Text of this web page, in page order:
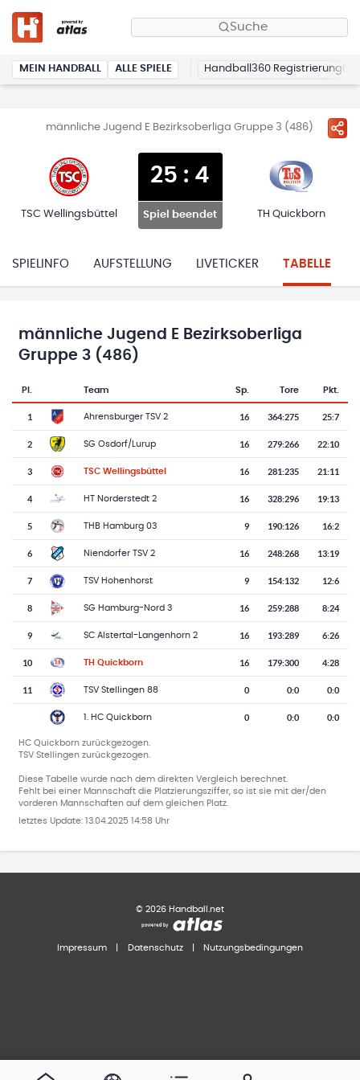
Suche
MEIN HANDBALL ALLE SPIELE Handball360 Registrierung
männliche Jugend E Bezirksoberliga Gruppe 3 (486)
TSC Wellingsbüttel
25 : 4
Spiel beendet TH Quickborn
SPIELINFO AUFSTELLUNG LIVETICKER TABELLE
männliche Jugend E Bezirksoberliga
Gruppe 3 (486)
Tabelle mit Vereinsplatzierungen, Spielen, Toren und Punkten
Pl.
Team-Logo
Team Sp. Tore Pkt.
1 Ahrensburger TSV 2 16 364:275 25:7
2 SG Osdorf/Lurup 16 279:266 22:10
3 TSC Wellingsbüttel 16 281:235 21:11
4 HT Norderstedt 2 16 328:296 19:13
5 THB Hamburg 03 9 190:126 16:2
6 Niendorfer TSV 2 16 248:268 13:19
7 TSV Hohenhorst 9 154:132 12:6
8 SG Hamburg-Nord 3 16 259:288 8:24
9 SC Alstertal-Langenhorn 2 16 193:289 6:26
10 TH Quickborn 16 179:300 4:28
11 TSV Stellingen 88 0 0:0 0:0
1. HC Quickborn 0 0:0 0:0
HC Quickborn zurückgezogen.
TSV Stellingen zurückgezogen.
Diese Tabelle wurde nach dem direkten Vergleich berechnet.
Fehlt bei einer Mannschaft die Platzierungsziffer, so ist sie mit der/den
vorderen Mannschaften auf dem gleichen Platz.
letztes Update: 13.04.2025 14:58 Uhr
© 2026 Handball.net
Impressum Datenschutz Nutzungsbedingungen